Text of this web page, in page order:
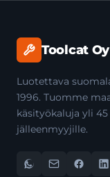
Toolcat Oy
Luotettava
1996. Tuomme
käsityökaluja yli
jälleenmyyjille.